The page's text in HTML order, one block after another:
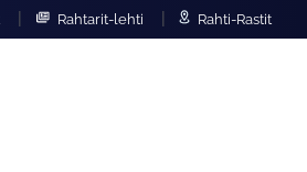
| Rahtarit-lehti | Rahti-Rastit